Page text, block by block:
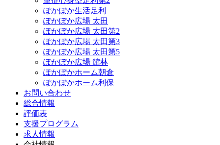
ぽかぽか生活足利
ぽかぽか広場 太田
ぽかぽか広場 太田第2
ぽかぽか広場 太田第3
ぽかぽか広場 太田第5
ぽかぽか広場 館林
ぽかぽかホーム朝倉
ぽかぽかホーム利保
お問い合わせ
総合情報
評価表
支援プログラム
求人情報